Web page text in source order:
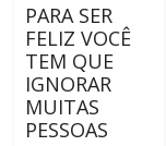
PARA SER
FELIZ VOCÊ
TEM QUE
IGNORAR
MUITAS
PESSOAS